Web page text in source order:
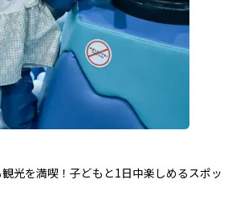
観光を満喫！子どもと1日中楽しめるスポッ